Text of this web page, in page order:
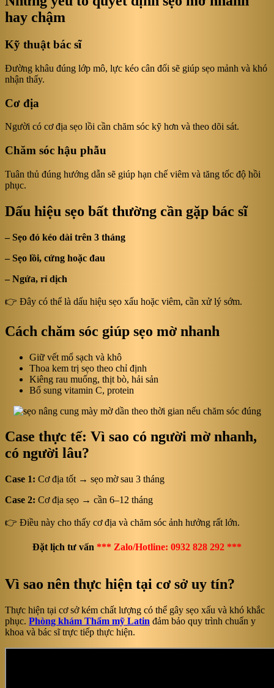
hay chậm
Kỹ thuật bác sĩ
Đường khâu đúng lớp mô, lực kéo cân đối sẽ giúp sẹo mảnh và khó
nhận thấy.
Cơ địa
Người có cơ địa sẹo lồi cần chăm sóc kỹ hơn và theo dõi sát.
Chăm sóc hậu phẫu
Tuân thủ đúng hướng dẫn sẽ giúp hạn chế viêm và tăng tốc độ hồi
phục.
Dấu hiệu sẹo bất thường cần gặp bác sĩ
– Sẹo đỏ kéo dài trên 3 tháng
– Sẹo lồi, cứng hoặc đau
– Ngứa, rỉ dịch
👉 Đây có thể là dấu hiệu sẹo xấu hoặc viêm, cần xử lý sớm.
Cách chăm sóc giúp sẹo mờ nhanh
Giữ vết mổ sạch và khô
Thoa kem trị sẹo theo chỉ định
Kiêng rau muống, thịt bò, hải sản
Bổ sung vitamin C, protein
Case thực tế: Vì sao có người mờ nhanh,
có người lâu?
Case 1: Cơ địa tốt → sẹo mờ sau 3 tháng
Case 2: Cơ địa sẹo → cần 6–12 tháng
👉 Điều này cho thấy cơ địa và chăm sóc ảnh hưởng rất lớn.
Đặt lịch tư vấn *** Zalo/Hotline: 0932 828 292 ***
Vì sao nên thực hiện tại cơ sở uy tín?
Thực hiện tại cơ sở kém chất lượng có thể gây sẹo xấu và khó khắc
phục. Phòng khám Thẩm mỹ Latin đảm bảo quy trình chuẩn y
khoa và bác sĩ trực tiếp thực hiện.